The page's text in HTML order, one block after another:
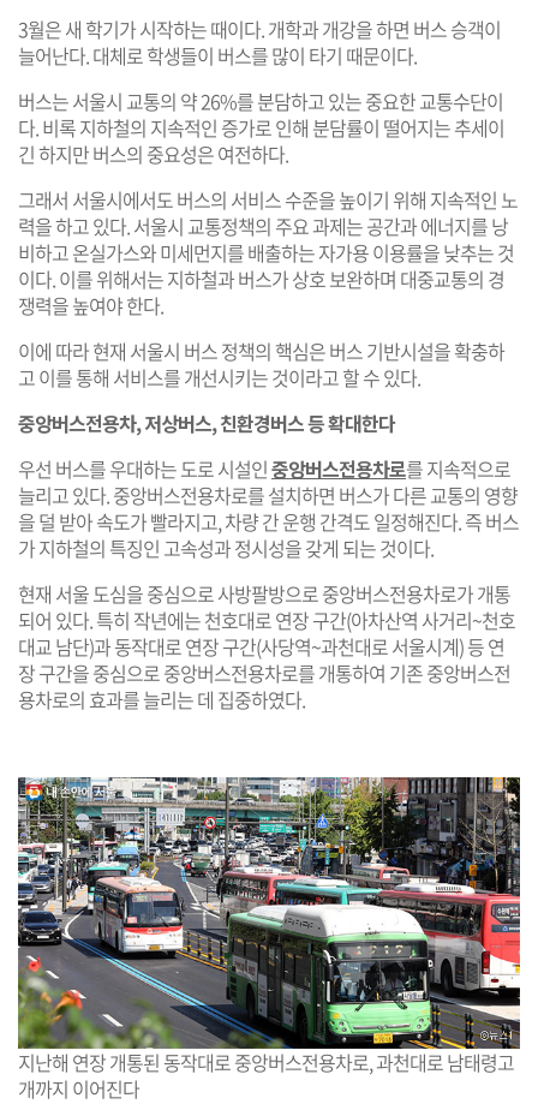
3월은 새 학기가 시작하는 때이다. 개학과 개강을 하면 버스 승객이
늘어난다. 대체로 학생들이 버스를 많이 타기 때문이다.
버스는 서울시 교통의 약 26%를 분담하고 있는 중요한 교통수단이
다. 비록 지하철의 지속적인 증가로 인해 분담률이 떨어지는 추세이
긴 하지만 버스의 중요성은 여전하다.
그래서 서울시에서도 버스의 서비스 수준을 높이기 위해 지속적인 노
력을 하고 있다. 서울시 교통정책의 주요 과제는 공간과 에너지를 낭
비하고 온실가스와 미세먼지를 배출하는 자가용 이용률을 낮추는 것
이다. 이를 위해서는 지하철과 버스가 상호 보완하며 대중교통의 경
쟁력을 높여야 한다.
이에 따라 현재 서울시 버스 정책의 핵심은 버스 기반시설을 확충하
고 이를 통해 서비스를 개선시키는 것이라고 할 수 있다.
중앙버스전용차, 저상버스, 친환경버스 등 확대한다
우선 버스를 우대하는 도로 시설인중앙버스전용차로를 지속적으로
늘리고 있다. 중앙버스전용차로를 설치하면 버스가 다른 교통의 영향
을 덜 받아 속도가 빨라지고, 차량 간 운행 간격도 일정해진다. 즉 버스
가 지하철의 특징인 고속성과 정시성을 갖게 되는 것이다.
현재 서울 도심을 중심으로 사방팔방으로 중앙버스전용차로가 개통
되어 있다. 특히 작년에는 천호대로 연장 구간(아차산역 사거리~천호
대교 남단)과 동작대로 연장 구간(사당역~과천대로 서울시계) 등 연
장 구간을 중심으로 중앙버스전용차로를 개통하여 기존 중앙버스전
용차로의 효과를 늘리는 데 집중하였다.
지난해 연장 개통된 동작대로 중앙버스전용차로, 과천대로 남태령고
개까지 이어진다